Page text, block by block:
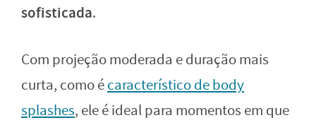
sofisticada.
Com projeção moderada e duração mais
curta, como écaracterístico de body
splashes, ele é ideal para momentos em que